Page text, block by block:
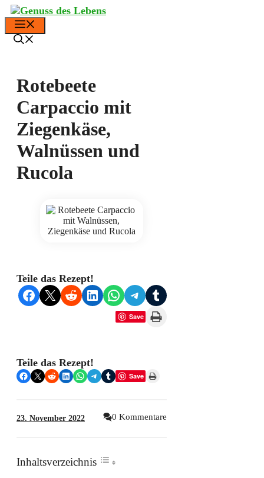
Zum
Inhalt
springen
Rotebeete
Carpaccio mit
Ziegenkäse,
Walnüssen und
Rucola
Teile das Rezept!
Share on Facebook
Share on X Share on RedditShare on LinkedIn
Share on WhatsApp
Share on Telegram
Share on Tumblr
Save Print this Page
Teile das Rezept!
Share on Facebook
Share on X Share on RedditShare on LinkedIn
Share on WhatsApp
Share on Telegram
Share on TumblrSave Print this Page
23. November 2022 0 Kommentare
Inhaltsverzeichnis